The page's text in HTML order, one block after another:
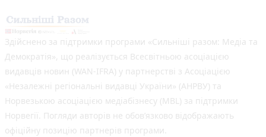
Здійснено за підтримки програми «Сильніші разом: Медіа та
Демократія», що реалізується Всесвітньою асоціацією
видавців новин (WAN-IFRA) у партнерстві з Асоціацією
«Незалежні регіональні видавці України» (АНРВУ) та
Норвезькою асоціацією медіабізнесу (MBL) за підтримки
Норвегії. Погляди авторів не обов’язково відображають
офіційну позицію партнерів програми.